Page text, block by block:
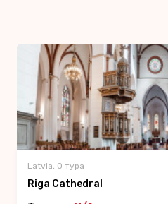
Latvia, 0 тура
Riga Cathedral